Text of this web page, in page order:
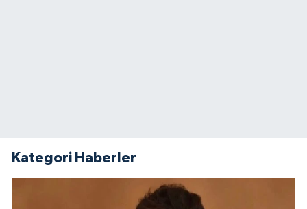
Kategori Haberler